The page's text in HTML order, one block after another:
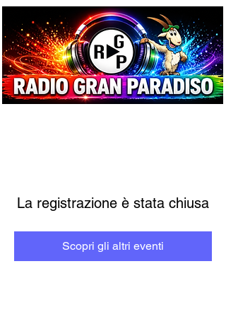
La registrazione è stata chiusa
Scopri gli altri eventi